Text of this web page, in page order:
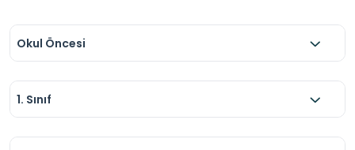
Okul Öncesi
1. Sınıf